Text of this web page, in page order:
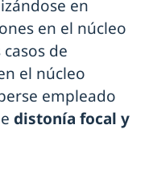
en
en el núcleo
de
el núcleo
empleado
distonía focal y